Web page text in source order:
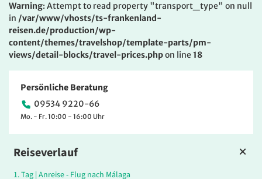
Reiseverlauf
1.Tag | Anreise - Flug nach Málaga
Warning: Attempt to read property "transport_type" on null
in /var/www/vhosts/ts-frankenland-
reisen.de/production/wp-
content/themes/travelshop/template-parts/pm-
views/detail-blocks/travel-prices.phpon line 18
Persönliche Beratung
09534 9220-66
Mo. - Fr. 10:00 - 16:00 Uhr